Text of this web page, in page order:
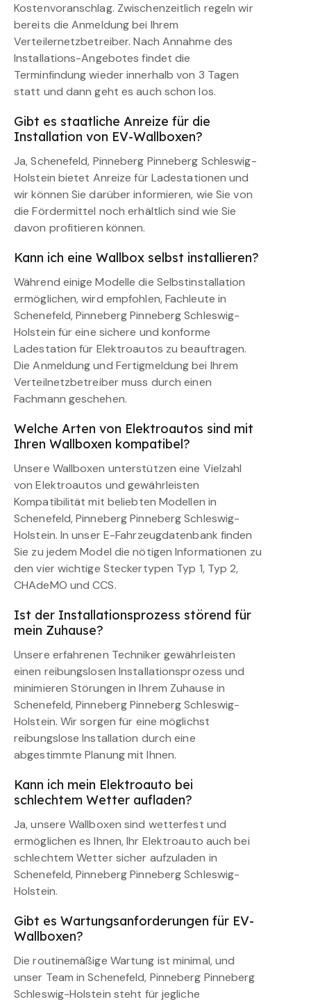
Kostenvoranschlag. Zwischenzeitlich regeln wir
bereits die Anmeldung bei Ihrem
Verteilernetzbetreiber. Nach Annahme des
Installations-Angebotes findet die
Terminfindung wieder innerhalb von 3 Tagen
statt und dann geht es auch schon los.
Gibt es staatliche Anreize für die
Installation von EV-Wallboxen?
Ja, Schenefeld, Pinneberg Pinneberg Schleswig-
Holstein bietet Anreize für Ladestationen und
wir können Sie darüber informieren, wie Sie von
die Fördermittel noch erhältlich sind wie Sie
davon profitieren können.
Kann ich eine Wallbox selbst installieren?
Während einige Modelle die Selbstinstallation
ermöglichen, wird empfohlen, Fachleute in
Schenefeld, Pinneberg Pinneberg Schleswig-
Holstein für eine sichere und konforme
Ladestation für Elektroautos zu beauftragen.
Die Anmeldung und Fertigmeldung bei Ihrem
Verteilnetzbetreiber muss durch einen
Fachmann geschehen.
Welche Arten von Elektroautos sind mit
Ihren Wallboxen kompatibel?
Unsere Wallboxen unterstützen eine Vielzahl
von Elektroautos und gewährleisten
Kompatibilität mit beliebten Modellen in
Schenefeld, Pinneberg Pinneberg Schleswig-
Holstein. In unser E-Fahrzeugdatenbank finden
Sie zu jedem Model die nötigen Informationen zu
den vier wichtige Steckertypen Typ 1, Typ 2,
CHAdeMO und CCS.
Ist der Installationsprozess störend für
mein Zuhause?
Unsere erfahrenen Techniker gewährleisten
einen reibungslosen Installationsprozess und
minimieren Störungen in Ihrem Zuhause in
Schenefeld, Pinneberg Pinneberg Schleswig-
Holstein. Wir sorgen für eine möglichst
reibungslose Installation durch eine
abgestimmte Planung mit Ihnen.
Kann ich mein Elektroauto bei
schlechtem Wetter aufladen?
Ja, unsere Wallboxen sind wetterfest und
ermöglichen es Ihnen, Ihr Elektroauto auch bei
schlechtem Wetter sicher aufzuladen in
Schenefeld, Pinneberg Pinneberg Schleswig-
Holstein.
Gibt es Wartungsanforderungen für EV-
Wallboxen?
Die routinemäßige Wartung ist minimal, und
unser Team in Schenefeld, Pinneberg Pinneberg
Schleswig-Holstein steht für jegliche